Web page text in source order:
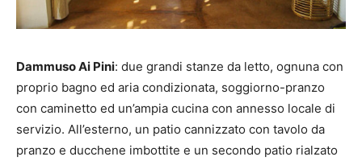
Dammuso Ai Pini: due grandi stanze da letto, ognuna con
proprio bagno ed aria condizionata, soggiorno-pranzo
con caminetto ed un’ampia cucina con annesso locale di
servizio. All’esterno, un patio cannizzato con tavolo da
pranzo e ducchene imbottite e un secondo patio rialzato